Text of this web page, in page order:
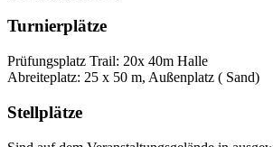
Turnierplätze
Prüfungsplatz Trail: 20x 40m Halle
Abreiteplatz: 25 x 50 m, Außenplatz ( Sand)
Stellplätze